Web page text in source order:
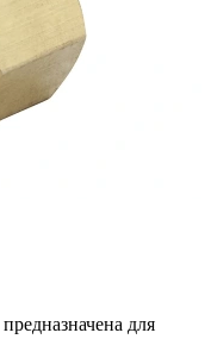
предназначена для